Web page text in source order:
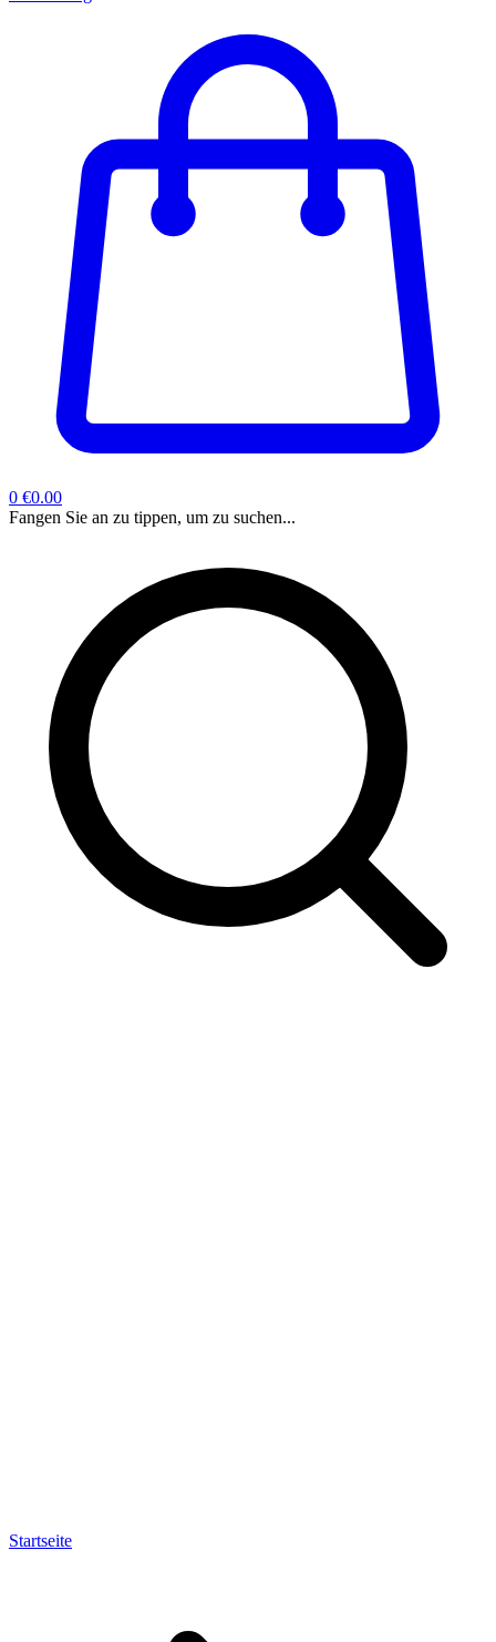
0 €0.00
Fangen Sie an zu tippen, um zu suchen...
Startseite